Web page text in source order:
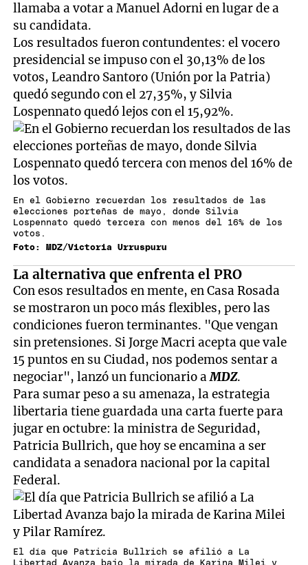
llamaba a votar a Manuel Adorni en lugar de a
su candidata.
Los resultados fueron contundentes: el vocero
presidencial se impuso con el 30,13% de los
votos, Leandro Santoro (Unión por la Patria)
quedó segundo con el 27,35%, y Silvia
Lospennato quedó lejos con el 15,92%.
En el Gobierno recuerdan los resultados de las
elecciones porteñas de mayo, donde Silvia
Lospennato quedó tercera con menos del 16% de los
votos.
Foto: MDZ/Victoria Urruspuru
La alternativa que enfrenta el PRO
Con esos resultados en mente, en Casa Rosada
se mostraron un poco más flexibles, pero las
condiciones fueron terminantes. "Que vengan
sin pretensiones. Si Jorge Macri acepta que vale
15 puntos en su Ciudad, nos podemos sentar a
negociar", lanzó un funcionario aMDZ.
Para sumar peso a su amenaza, la estrategia
libertaria tiene guardada una carta fuerte para
jugar en octubre: la ministra de Seguridad,
Patricia Bullrich, que hoy se encamina a ser
candidata a senadora nacional por la capital
Federal.
El día que Patricia Bullrich se afilió a La
Libertad Avanza bajo la mirada de Karina Milei y